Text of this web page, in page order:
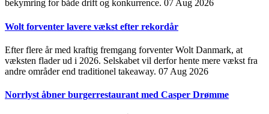
bekymring for både drift og konkurrence. 07 Aug 2026
Wolt forventer lavere vækst efter rekordår
Efter flere år med kraftig fremgang forventer Wolt Danmark, at
væksten flader ud i 2026. Selskabet vil derfor hente mere vækst fra
andre områder end traditionel takeaway. 07 Aug 2026
Norrlyst åbner burgerrestaurant med Casper Drømme